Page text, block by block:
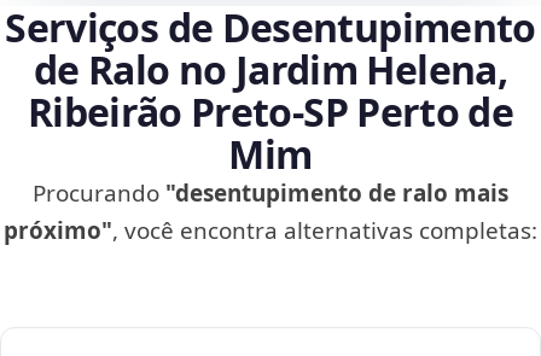
Serviços de Desentupimento
de Ralo no Jardim Helena,
Ribeirão Preto‑SP Perto de
Mim
Procurando "desentupimento de ralo mais
próximo", você encontra alternativas completas: